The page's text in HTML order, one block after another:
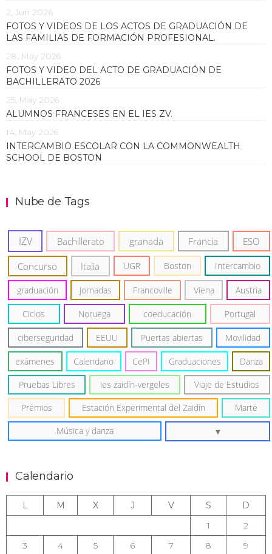
2, Jun 2026
FOTOS Y VIDEOS DE LOS ACTOS DE GRADUACIÓN DE
LAS FAMILIAS DE FORMACIÓN PROFESIONAL.
28, May 2026
FOTOS Y VIDEO DEL ACTO DE GRADUACIÓN DE
BACHILLERATO 2026
25, May 2026
ALUMNOS FRANCESES EN EL IES ZV.
14, May 2026
INTERCAMBIO ESCOLAR CON LA COMMONWEALTH
SCHOOL DE BOSTON
Nube de Tags
IZV Bachillerato granada Francia ESO
Concurso Italia UGR Boston Intercambio
graduación Jornadas Francoville Viena Austria
Ciclos Noruega coeducación Portugal
ciberseguridad EEUU Puertas abiertas Movilidad
exámenes Calendario CePI Graduaciones Danza
Pruebas Libres ies zaidín-vergeles Viaje de Estudios
Premios Estación Experimental del Zaidín Marte
Música y danza
Calendario
L M X J V S
D
1
2
3
4 5 6 7 8 9